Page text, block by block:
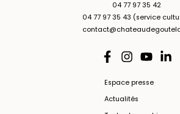
04 77 97 35 42
04 77 97 35 43 (service
Espace presse
Actualités